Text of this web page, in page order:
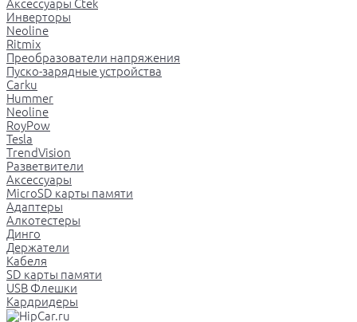
Аксессуары Ctek
Инверторы
Neoline
Ritmix
Преобразователи напряжения
Пуско-зарядные устройства
Carku
Hummer
Neoline
RoyPow
Tesla
TrendVision
Разветвители
Аксессуары
MicroSD карты памяти
Адаптеры
Алкотестеры
Динго
Держатели
Кабеля
SD карты памяти
USB Флешки
Кардридеры